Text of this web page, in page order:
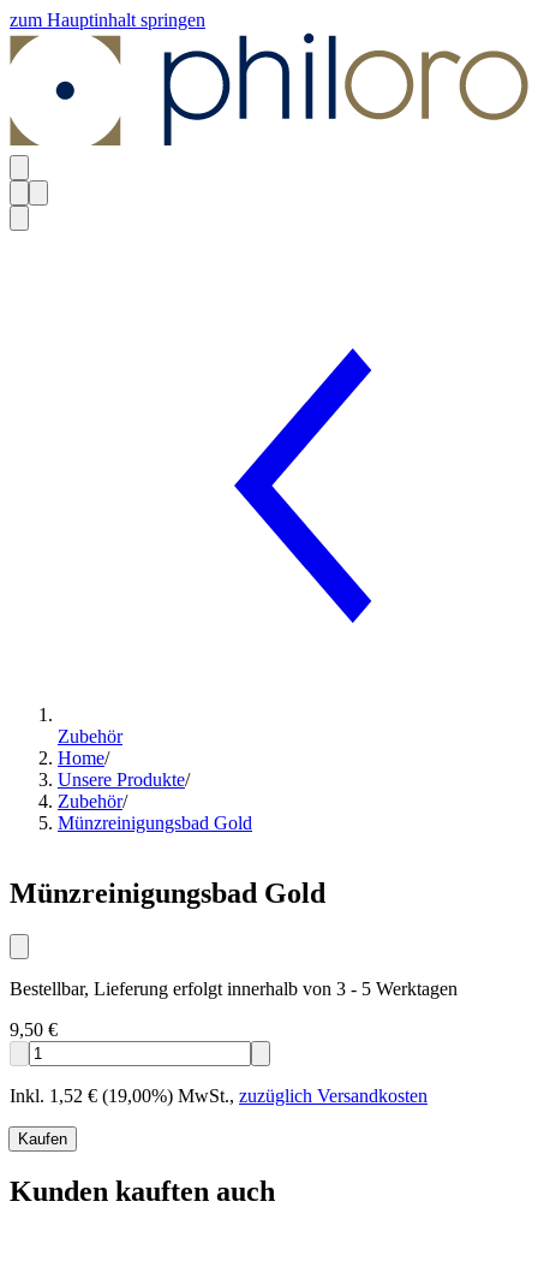
zum Hauptinhalt springen
Zubehör
Home/
Unsere Produkte/
Zubehör/
Münzreinigungsbad Gold
Münzreinigungsbad Gold
Bestellbar, Lieferung erfolgt innerhalb von 3 - 5 Werktagen
9,50 €
Inkl. 1,52 € (19,00%) MwSt., zuzüglich Versandkosten
Kaufen
Kunden kauften auch